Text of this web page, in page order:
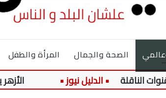
الصحة والجمال المرأة والطفل
الأزهر يطلق